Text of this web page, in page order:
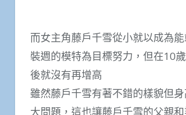
而女主角藤戶千雪從小就以成為
裝週的模特為目標努力，但在10
後就沒有再增高
雖然藤戶千雪有著不錯的樣貌但
大問題，這也讓藤戶千雪的父親